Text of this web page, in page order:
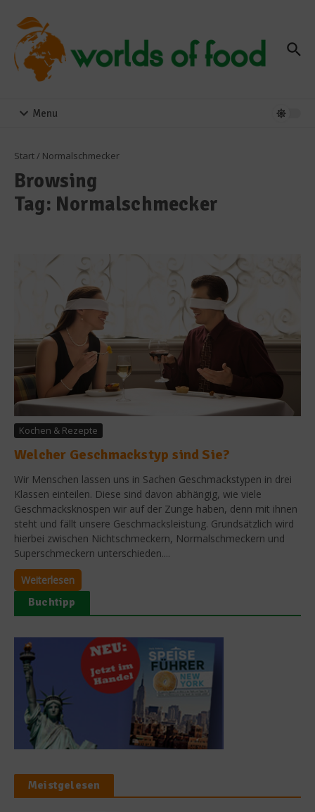
Menu
Start/ Normalschmecker
Browsing
Tag: Normalschmecker
Kochen & Rezepte
Welcher Geschmackstyp sind Sie?
Wir Menschen lassen uns in Sachen Geschmackstypen in drei
Klassen einteilen. Diese sind davon abhängig, wie viele
Geschmacksknospen wir auf der Zunge haben, denn mit ihnen
steht und fällt unsere Geschmacksleistung. Grundsätzlich wird
hierbei zwischen Nichtschmeckern, Normalschmeckern und
Superschmeckern unterschieden....
Weiterlesen
Buchtipp
Meistgelesen